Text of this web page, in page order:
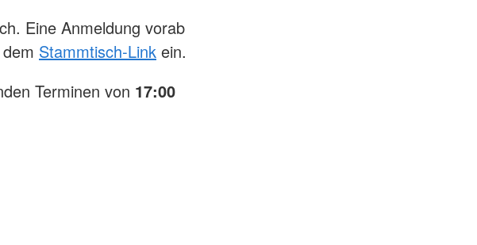
Eine Anmeldung vorab
Stammtisch-Link ein.
Terminen von 17:00